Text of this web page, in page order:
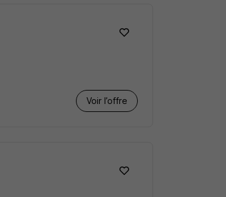
Voir l’offre